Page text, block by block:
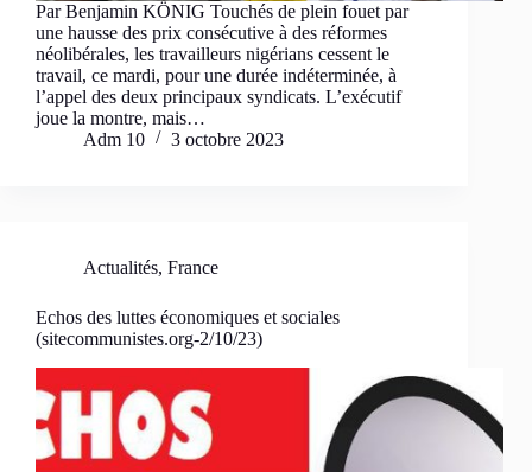
Par Benjamin KÖNIG Touchés de plein fouet par
une hausse des prix consécutive à des réformes
néolibérales, les travailleurs nigérians cessent le
travail, ce mardi, pour une durée indéterminée, à
l’appel des deux principaux syndicats. L’exécutif
joue la montre, mais…
Adm 10
3 octobre 2023
Actualités, France
Echos des luttes économiques et sociales
(sitecommunistes.org-2/10/23)